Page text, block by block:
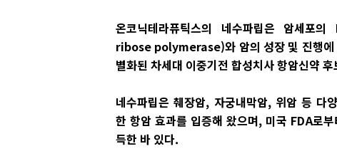
온코닉테라퓨틱스의 네수파립은 암세포
ribose polymerase)와 암의 성장 및 진행에
별화된 차세대 이중기전 합성치사 항암신약
네수파립은 췌장암, 자궁내막암, 위암 등 다
한 항암 효과를 입증해 왔으며, 미국 FDA로
득한 바 있다.